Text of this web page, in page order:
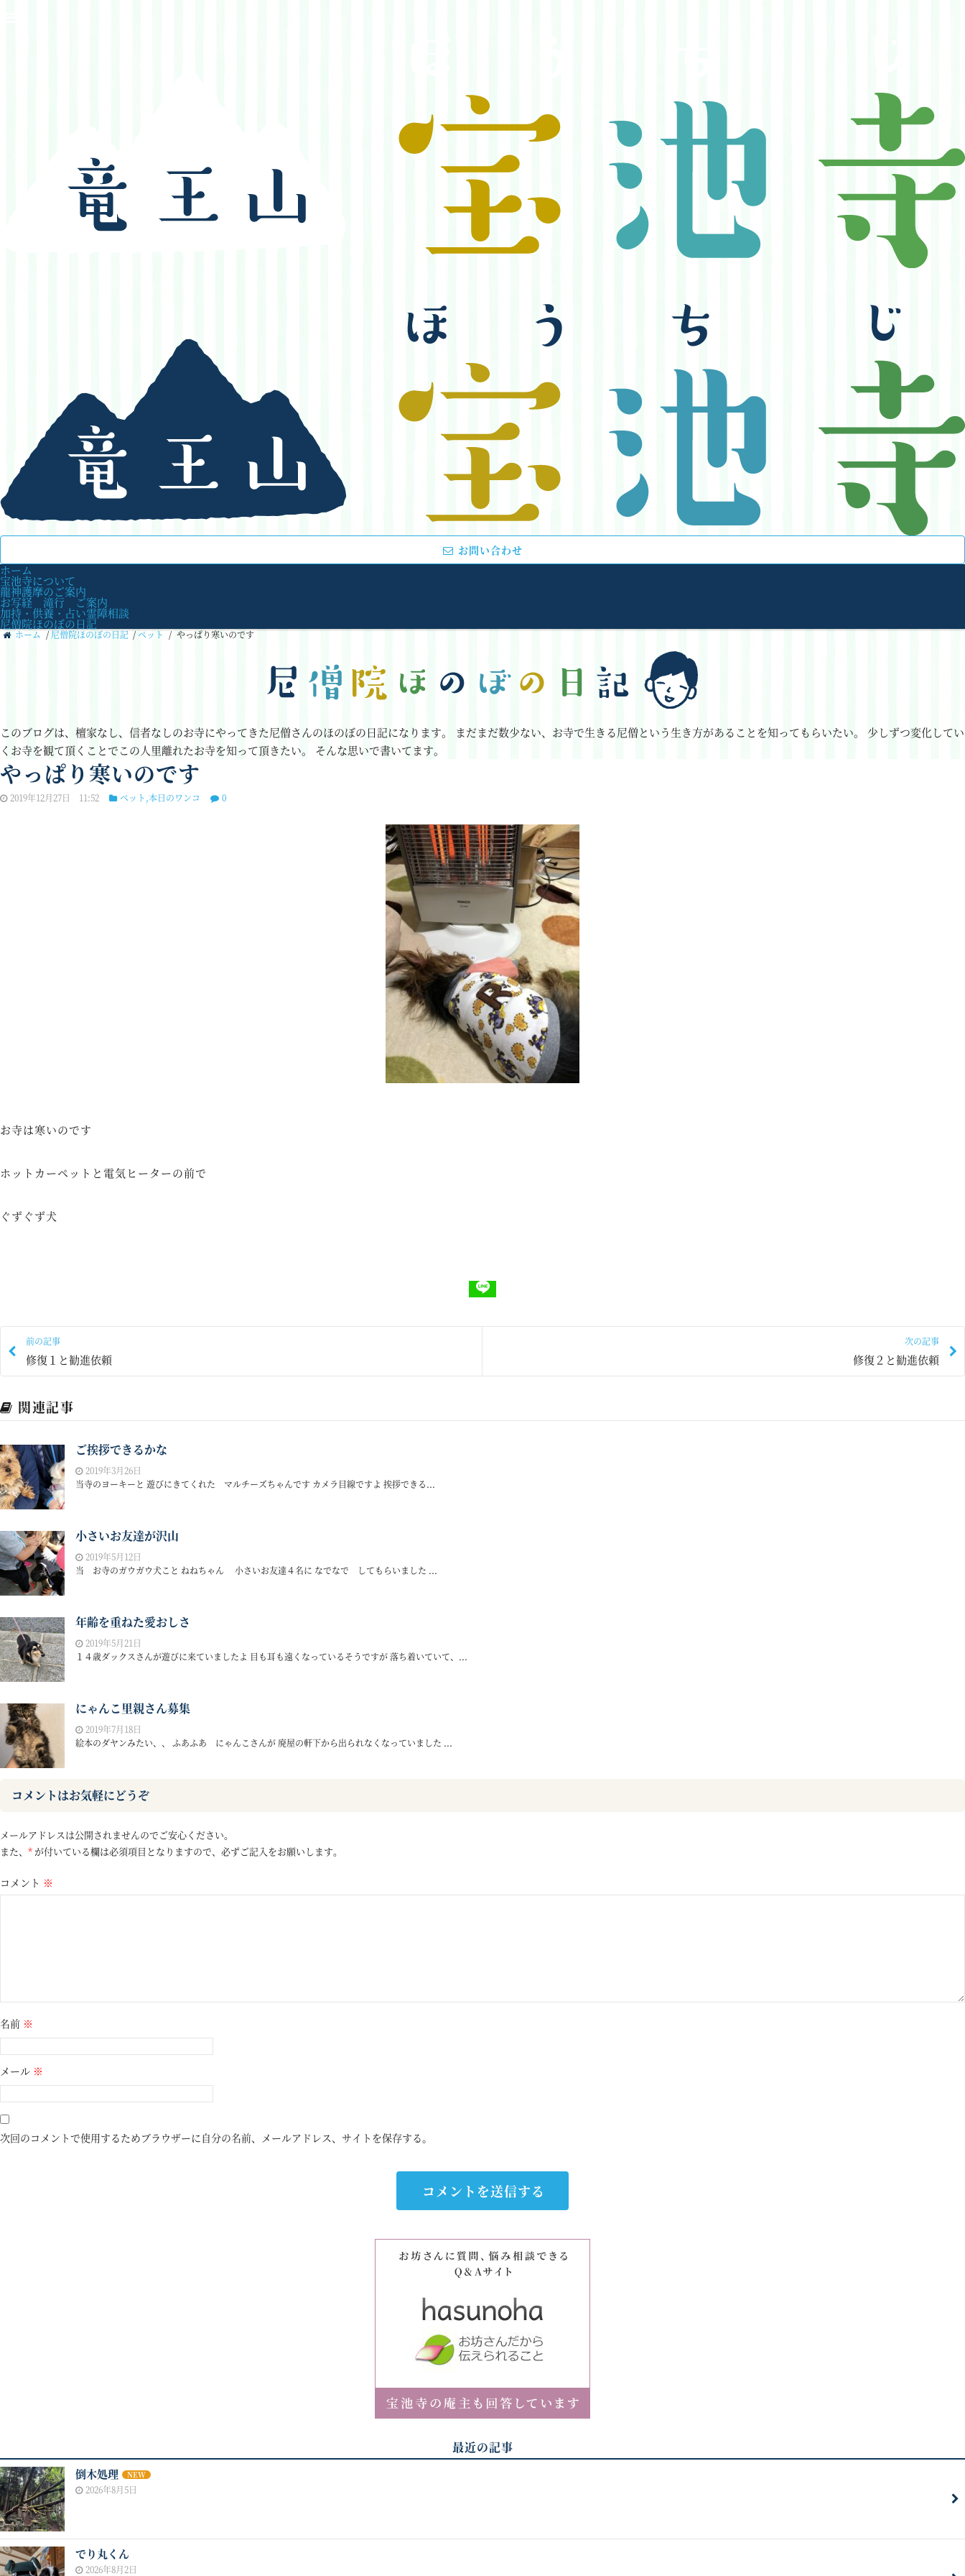
お問い合わせ
ホーム
宝池寺について
龍神護摩のご案内
お写経 滝行 ご案内
加持・供養・占い霊障相談
尼僧院ほのぼの日記
ホーム /尼僧院ほのぼの日記 /ペット / やっぱり寒いのです
このブログは、檀家なし、信者なしのお寺にやってきた尼僧さんのほのぼの日記になります。 まだまだ数少ない、お寺で生きる尼僧という生き方があることを知ってもらいたい。
少しずつ変化してい
くお寺を観て頂くことでこの人里離れたお寺を知って頂きたい。 そんな思いで書いてます。
やっぱり寒いのです
2019年12月27日 11:52 ペット ,本日のワンコ 0
お寺は寒いのです
ホットカーペットと電気ヒーターの前で
ぐずぐず犬
前の記事
修復１と勧進依頼
次の記事
修復２と勧進依頼
関連記事
ご挨拶できるかな
2019年3月26日
当寺のヨーキーと 遊びにきてくれた マルチーズちゃんです カメラ目線ですよ 挨拶できる...
小さいお友達が沢山
2019年5月12日
当 お寺のガウガウ犬こと ねねちゃん 小さいお友達４名に なでなで してもらいました ...
年齢を重ねた愛おしさ
2019年5月21日
１４歳ダックスさんが遊びに来ていましたよ 目も耳も遠くなっているそうですが 落ち着いていて、...
にゃんこ里親さん募集
2019年7月18日
絵本のダヤンみたい、、 ふあふあ にゃんこさんが 廃屋の軒下から出られなくなっていました ...
コメントはお気軽にどうぞ
メールアドレスは公開されませんのでご安心ください。
また、 * が付いている欄は必須項目となりますので、必ずご記入をお願いします。
コメント ※
名前 ※
メール ※
次回のコメントで使用するためブラウザーに自分の名前、メールアドレス、サイトを保存する。
最近の記事
倒木処理 NEW
2026年8月5日
でり丸くん
2026年8月2日